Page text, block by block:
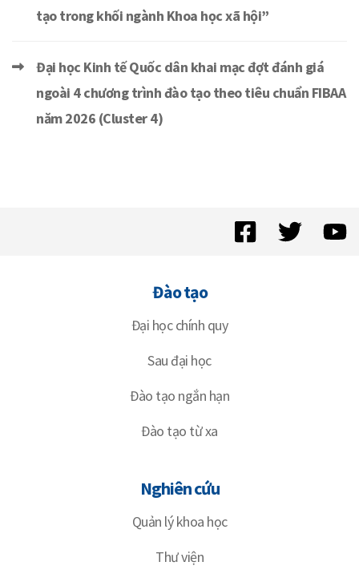
tạo trong khối ngành Khoa học xã hội”
Đại học Kinh tế Quốc dân khai mạc đợt đánh giá
ngoài 4 chương trình đào tạo theo tiêu chuẩn FIBAA
năm 2026 (Cluster 4)
Đào tạo
Đại học chính quy
Sau đại học
Đào tạo ngắn hạn
Đào tạo từ xa
Nghiên cứu
Quản lý khoa học
Thư viện